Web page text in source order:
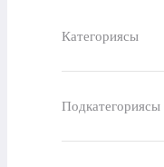
Категориясы
Подкатегориясы